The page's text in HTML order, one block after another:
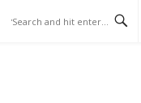
伴手禮